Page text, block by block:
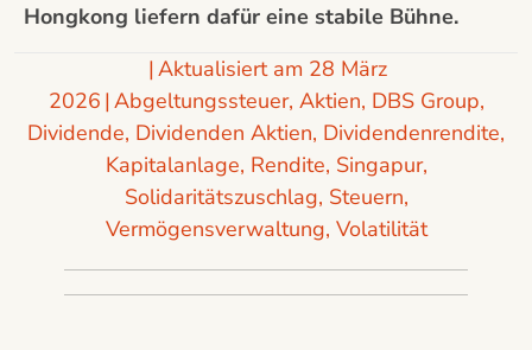
Hongkong liefern dafür eine stabile Bühne.
|Aktualisiert am 28 März
2026 |Abgeltungssteuer, Aktien, DBS Group,
Dividende, Dividenden Aktien, Dividendenrendite,
Kapitalanlage, Rendite, Singapur,
Solidaritätszuschlag, Steuern,
Vermögensverwaltung, Volatilität